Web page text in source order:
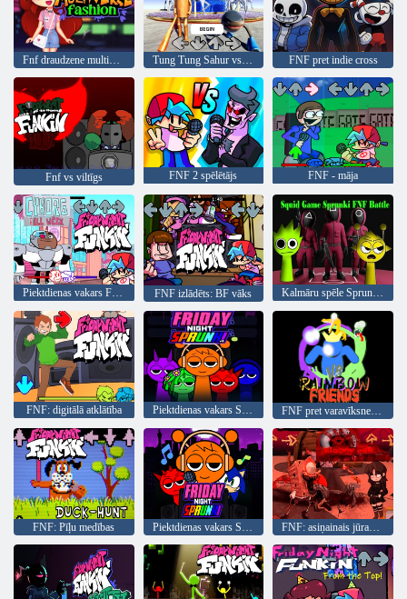
Fnf draudzene multiverse mode Tung Tung Sahur vs Tralalero Tralala FNF FNF pret indie cross
Fnf vs viltīgs FNF 2 spēlētājs FNF - māja
Piektdienas vakars Funkin' pret Kiborgu: pilna nedēļa FNF izlādēts: BF vāks Kalmāru spēle Sprunki FNF Battle
FNF: digitālā atklātība Piektdienas vakars Sprunki pret 3 FNF pret varavīksnes draugiem
FNF: Pīļu medības